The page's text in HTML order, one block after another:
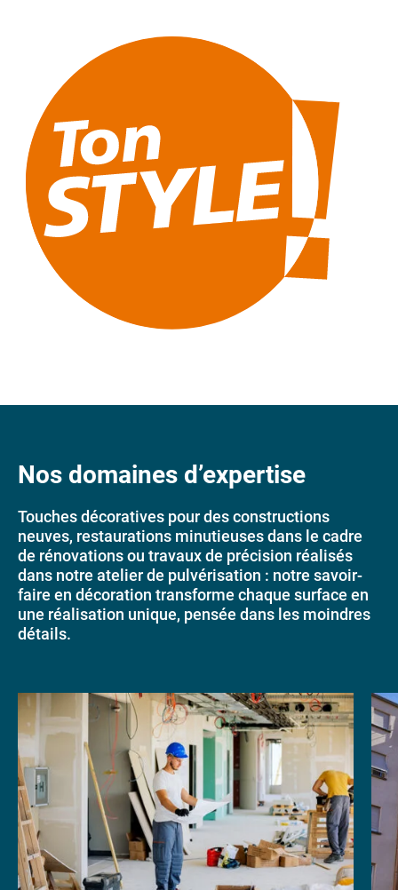
Nos domaines d’expertise
Touches décoratives pour des constructions
neuves, restaurations minutieuses dans le cadre
de rénovations ou travaux de précision réalisés
dans notre atelier de pulvérisation : notre savoir-
faire en décoration transforme chaque surface en
une réalisation unique, pensée dans les moindres
détails.